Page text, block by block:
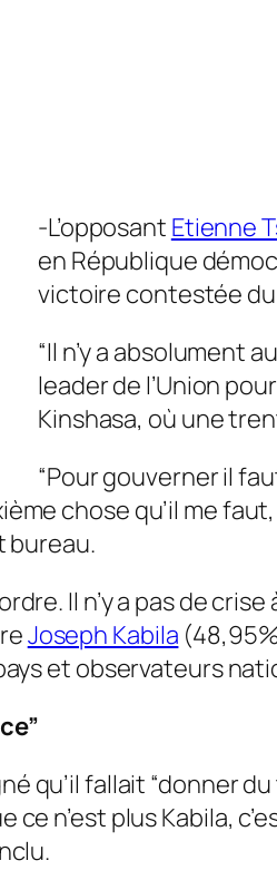
-L’opposant Etienne
en République
victoire contestée
“Il n’y a absolument
leader de l’Union
Kinshasa, où une
“Pour gouverner il
chose qu’il me
bureau.
Il n’y a pas de
Joseph Kabila
et observateurs
qu’il fallait “donner
n’est plus Kabila,